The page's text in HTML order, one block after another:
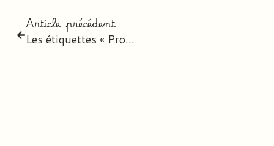
Article précédent
Les étiquettes « Programme du jour » 2018-2019